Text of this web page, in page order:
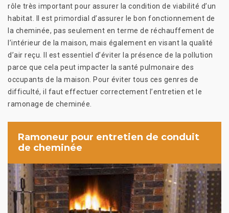
rôle très important pour assurer la condition de viabilité d’un
habitat. Il est primordial d’assurer le bon fonctionnement de
la cheminée, pas seulement en terme de réchauffement de
l’intérieur de la maison, mais également en visant la qualité
d’air reçu. Il est essentiel d’éviter la présence de la pollution
parce que cela peut impacter la santé pulmonaire des
occupants de la maison. Pour éviter tous ces genres de
difficulté, il faut effectuer correctement l’entretien et le
ramonage de cheminée.
Ramoneur pour entretien de conduit
de cheminée